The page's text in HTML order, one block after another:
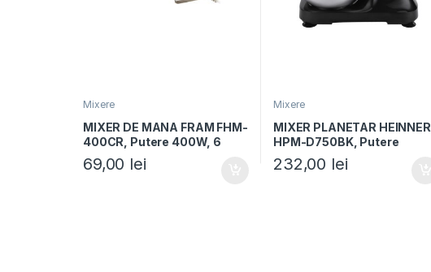
Mixere
MIXER DE MANA FRAM FHM-
400CR, Putere 400W, 6
viteze + Turbo, Crem
69,00 lei
Mixere
MIXER PLANETAR HEINNER
HPM-D750BK, Putere
600W, Bol 3.5L, 12 viteze,
Negru
232,00 lei